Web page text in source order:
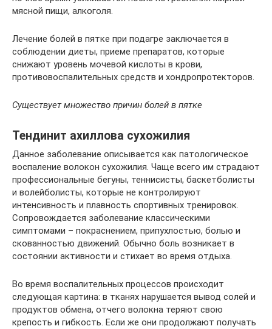
мясной пищи, алкоголя.
Лечение болей в пятке при подагре заключается в
соблюдении диеты, приеме препаратов, которые
снижают уровень мочевой кислоты в крови,
противовоспалительных средств и хондропротекторов.
Существует множество причин болей в пятке
Тендинит ахиллова сухожилия
Данное заболевание описывается как патологическое
воспаление волокон сухожилия. Чаще всего им страдают
профессиональные бегуны, теннисисты, баскетболисты
и волейболисты, которые не контролируют
интенсивность и плавность спортивных тренировок.
Сопровождается заболевание классическими
симптомами – покраснением, припухлостью, болью и
скованностью движений. Обычно боль возникает в
состоянии активности и стихает во время отдыха.
Во время воспалительных процессов происходит
следующая картина: в тканях нарушается вывод солей и
продуктов обмена, отчего волокна теряют свою
крепость и гибкость. Если же они продолжают получать